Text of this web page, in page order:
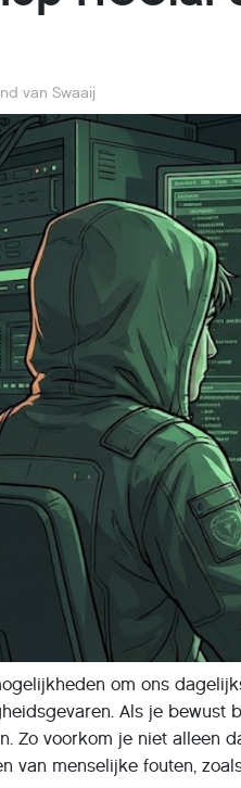
van Swaaij
om ons
Als je
Zo voorkom je niet alleen
van menselijke fouten,